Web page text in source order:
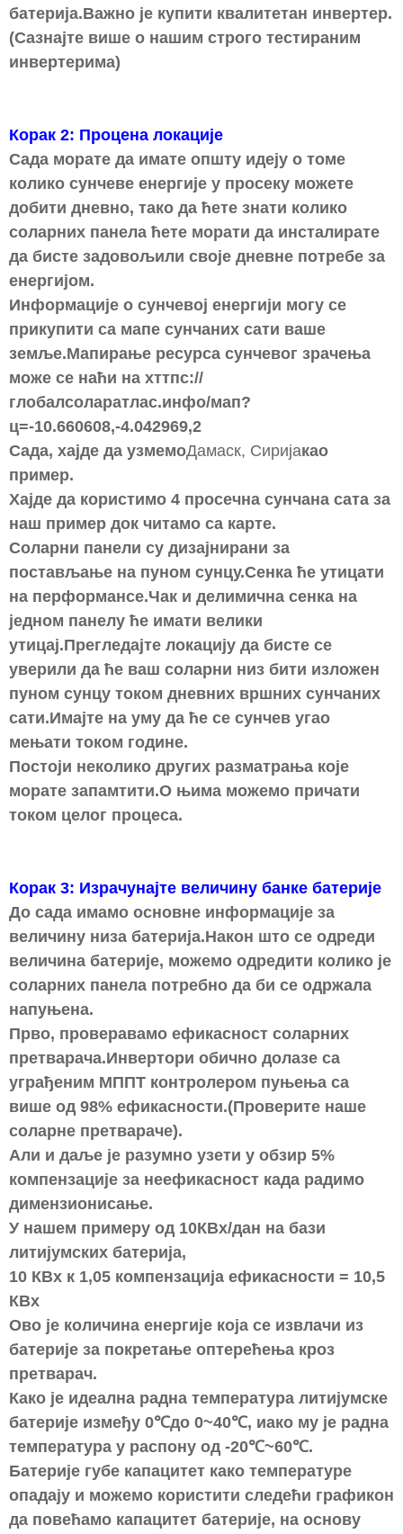
батерија.Важно је купити квалитетан инвертер.
(Сазнајте више о нашим строго тестираним
инвертерима)
Корак 2: Процена локације
Сада морате да имате општу идеју о томе
колико сунчеве енергије у просеку можете
добити дневно, тако да ћете знати колико
соларних панела ћете морати да инсталирате
да бисте задовољили своје дневне потребе за
енергијом.
Информације о сунчевој енергији могу се
прикупити са мапе сунчаних сати ваше
земље.Мапирање ресурса сунчевог зрачења
може се наћи на хттпс://
глобалсоларатлас.инфо/мап?
ц=-10.660608,-4.042969,2
Сада, хајде да узмемоДамаск, Сиријакао
пример.
Хајде да користимо 4 просечна сунчана сата за
наш пример док читамо са карте.
Соларни панели су дизајнирани за
постављање на пуном сунцу.Сенка ће утицати
на перформансе.Чак и делимична сенка на
једном панелу ће имати велики
утицај.Прегледајте локацију да бисте се
уверили да ће ваш соларни низ бити изложен
пуном сунцу током дневних вршних сунчаних
сати.Имајте на уму да ће се сунчев угао
мењати током године.
Постоји неколико других разматрања које
морате запамтити.О њима можемо причати
током целог процеса.
Корак 3: Израчунајте величину банке батерије
До сада имамо основне информације за
величину низа батерија.Након што се одреди
величина батерије, можемо одредити колико је
соларних панела потребно да би се одржала
напуњена.
Прво, проверавамо ефикасност соларних
претварача.Инвертори обично долазе са
уграђеним МППТ контролером пуњења са
више од 98% ефикасности.(Проверите наше
соларне претвараче).
Али и даље је разумно узети у обзир 5%
компензације за неефикасност када радимо
димензионисање.
У нашем примеру од 10КВх/дан на бази
литијумских батерија,
10 КВх к 1,05 компензација ефикасности = 10,5
КВх
Ово је количина енергије која се извлачи из
батерије за покретање оптерећења кроз
претварач.
Како је идеална радна температура литијумске
батерије између 0℃до 0~40℃, иако му је радна
температура у распону од -20℃~60℃.
Батерије губе капацитет како температуре
опадају и можемо користити следећи графикон
да повећамо капацитет батерије, на основу